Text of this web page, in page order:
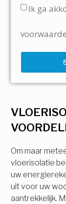
Om maar
vloerisolatie
uw
uit voor uw
aantrekkelijk.
Ik ga